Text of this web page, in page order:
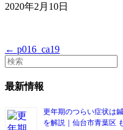
2020年2月10日
← p016_ca19
最新情報
更年期のつらい症状は
を解説｜仙台市青葉区